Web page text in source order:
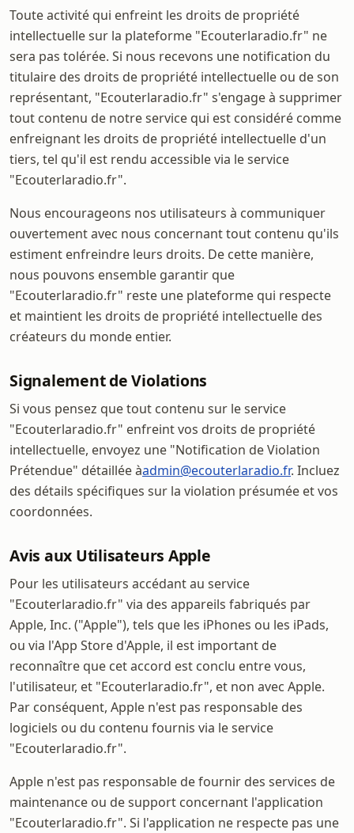
Toute activité qui enfreint les droits de propriété
intellectuelle sur la plateforme "Ecouterlaradio.fr" ne
sera pas tolérée. Si nous recevons une notification du
titulaire des droits de propriété intellectuelle ou de son
représentant, "Ecouterlaradio.fr" s'engage à supprimer
tout contenu de notre service qui est considéré comme
enfreignant les droits de propriété intellectuelle d'un
tiers, tel qu'il est rendu accessible via le service
"Ecouterlaradio.fr".
Nous encourageons nos utilisateurs à communiquer
ouvertement avec nous concernant tout contenu qu'ils
estiment enfreindre leurs droits. De cette manière,
nous pouvons ensemble garantir que
"Ecouterlaradio.fr" reste une plateforme qui respecte
et maintient les droits de propriété intellectuelle des
créateurs du monde entier.
Signalement de Violations
Si vous pensez que tout contenu sur le service
"Ecouterlaradio.fr" enfreint vos droits de propriété
intellectuelle, envoyez une "Notification de Violation
Prétendue" détaillée àadmin@ecouterlaradio.fr. Incluez
des détails spécifiques sur la violation présumée et vos
coordonnées.
Avis aux Utilisateurs Apple
Pour les utilisateurs accédant au service
"Ecouterlaradio.fr" via des appareils fabriqués par
Apple, Inc. ("Apple"), tels que les iPhones ou les iPads,
ou via l'App Store d'Apple, il est important de
reconnaître que cet accord est conclu entre vous,
l'utilisateur, et "Ecouterlaradio.fr", et non avec Apple.
Par conséquent, Apple n'est pas responsable des
logiciels ou du contenu fournis via le service
"Ecouterlaradio.fr".
Apple n'est pas responsable de fournir des services de
maintenance ou de support concernant l'application
"Ecouterlaradio.fr". Si l'application ne respecte pas une